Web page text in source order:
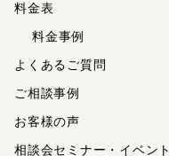
料金表
料金事例
よくあるご質問
ご相談事例
お客様の声
相談会セミナー・イベント